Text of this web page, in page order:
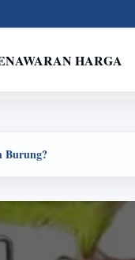
HARGA
Burung?